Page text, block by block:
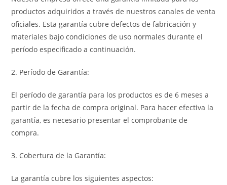
productos adquiridos a través de nuestros canales de venta
oficiales. Esta garantía cubre defectos de fabricación y
materiales bajo condiciones de uso normales durante el
período especificado a continuación.
2. Período de Garantía:
El período de garantía para los productos es de 6 meses a
partir de la fecha de compra original. Para hacer efectiva la
garantía, es necesario presentar el comprobante de
compra.
3. Cobertura de la Garantía:
La garantía cubre los siguientes aspectos: